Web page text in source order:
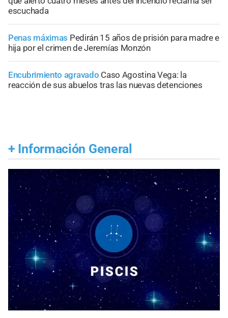
escuchada
Penas máximas Pedirán 15 años de prisión para madre e
hija por el crimen de Jeremías Monzón
Encubrimiento agravado Caso Agostina Vega: la
reacción de sus abuelos tras las nuevas detenciones
+ Información General